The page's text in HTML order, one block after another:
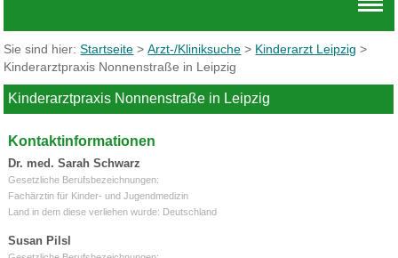
Sie sind hier:Startseite >Arzt-/Kliniksuche > Kinderarzt Leipzig >
Kinderarztpraxis Nonnenstraße in Leipzig
Kinderarztpraxis Nonnenstraße in Leipzig
Kontaktinformationen
Dr. med. Sarah Schwarz
Gesetzliche Berufsbezeichnungen:
Fachärztin für Kinder- und Jugendmedizin
Land in dem diese verliehen wurde: Deutschland
Susan Pilsl